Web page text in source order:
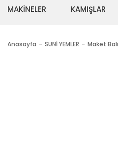
MAKİNELER KAMIŞLAR
Anasayfa SUNİ YEMLER Maket